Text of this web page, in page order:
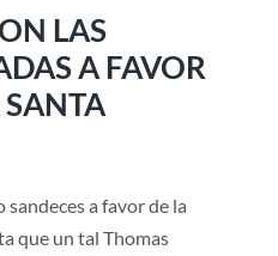
LAS
A FAVOR
a favor de la
que un tal Thomas